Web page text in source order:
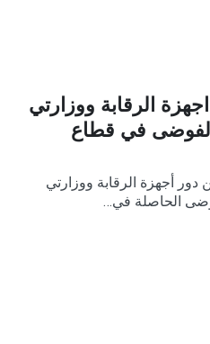
الرقابة ووزارتي
الفوضى في قطاع
أجهزة الرقابة ووزارتي
الحاصلة في…